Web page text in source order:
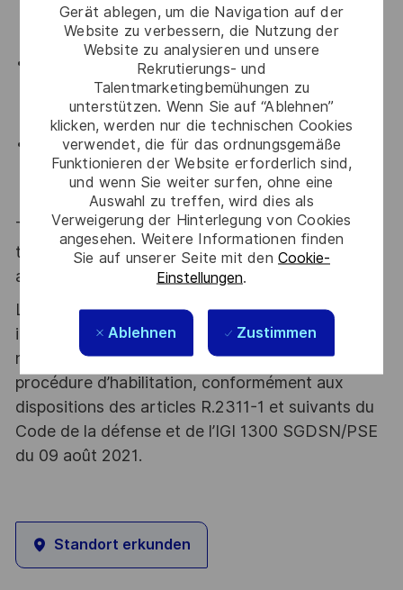
Gerät ablegen, um die Navigation auf der
Website zu verbessern, die Nutzung der
Website zu analysieren und unsere
Rekrutierungs- und
Talentmarketingbemühungen zu
unterstützen. Wenn Sie auf “Ablehnen”
klicken, werden nur die technischen Cookies
verwendet, die für das ordnungsgemäße
Funktionieren der Website erforderlich sind,
und wenn Sie weiter surfen, ohne eine
Auswahl zu treffen, wird dies als
Verweigerung der Hinterlegung von Cookies
angesehen. Weitere Informationen finden
Sie auf unserer Seite mit den Cookie-
Einstellungen.
Ablehnen Zustimmen
Aéronautique ?
Vos pairs reconnaissent votreleadership
capacité à emmener les équipessur des projets
transverses et innovants ?
capacités d’adaptation, à travailler en autonomie
commeen équipe , votrerigueur et votreforce de
proposition
sont reconnues par vos semblables ?
Thales, entreprise Handi-Engagée, reconnait
tous les talents. La diversité est notre meilleur
atout. Postulez et rejoignez nous !
Le poste pouvant nécessiter d'accéder à des
informations relevant du secret de la défense
nationale, la personne retenue fera l'objet d'une
procédure d’habilitation, conformément aux
dispositions des articles R.2311-1 et suivants du
Code de la défense et de l’IGI 1300 SGDSN/PSE
du 09 août 2021.
Standort erkunden